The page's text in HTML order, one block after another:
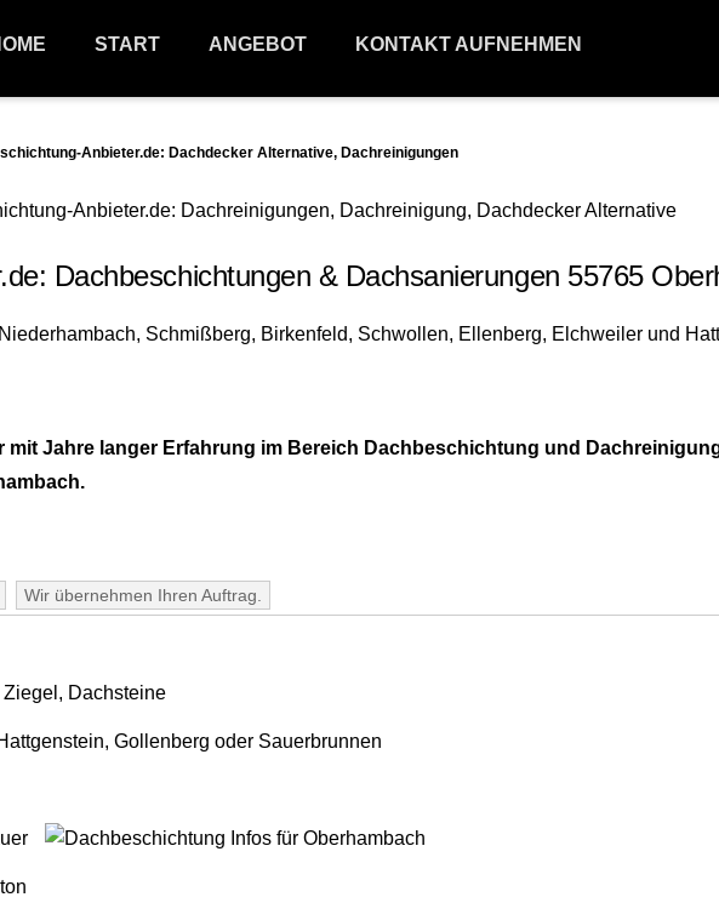
START ANGEBOT KONTAKT AUFNEHMEN
Anbieter.de: Dachdecker Alternative, Dachreinigungen
Dachbeschichtungen & Dachsanierungen 55765
mit Jahre langer Erfahrung im Bereich Dachbeschichtung und
Wir übernehmen Ihren Auftrag.